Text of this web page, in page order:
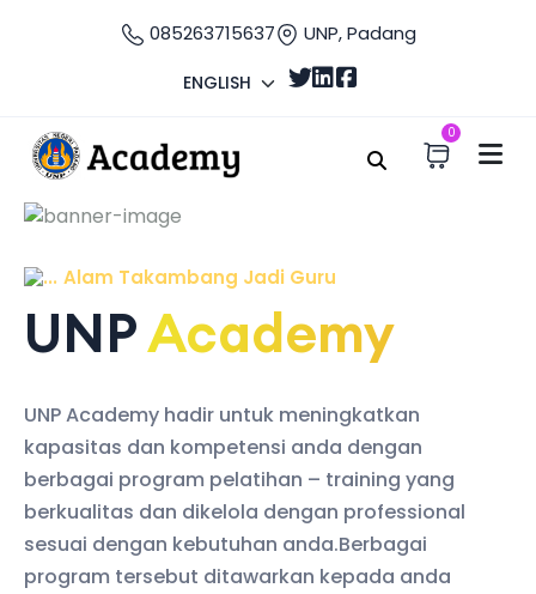
085263715637 UNP, Padang
ENGLISH
0
Alam Takambang Jadi Guru
UNPAcademy
UNP Academy hadir untuk meningkatkan
kapasitas dan kompetensi anda dengan
berbagai program pelatihan – training yang
berkualitas dan dikelola dengan professional
sesuai dengan kebutuhan anda.Berbagai
program tersebut ditawarkan kepada anda